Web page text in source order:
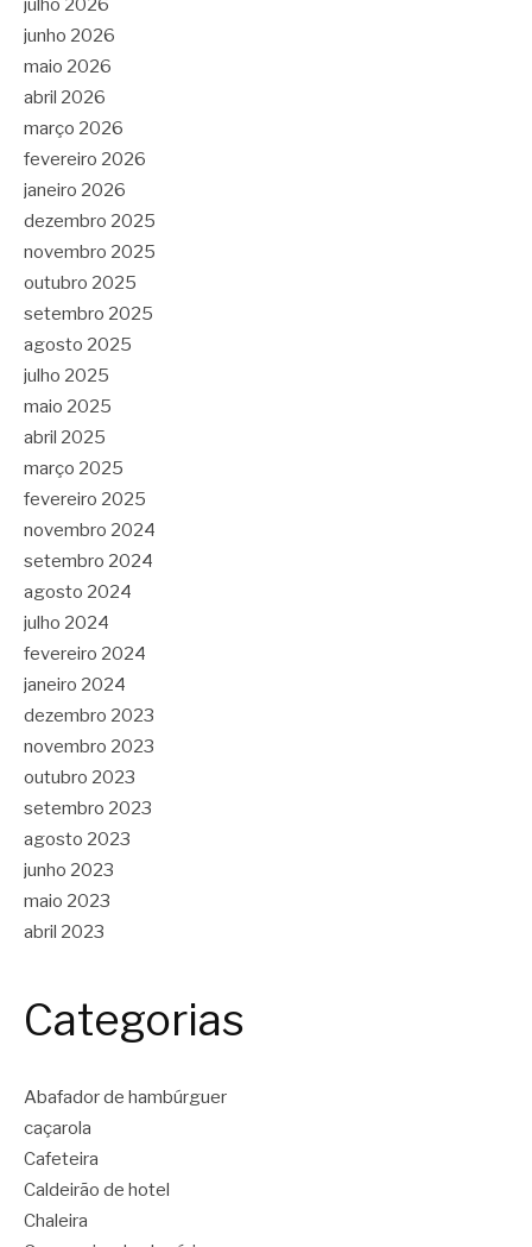
julho 2026
junho 2026
maio 2026
abril 2026
março 2026
fevereiro 2026
janeiro 2026
dezembro 2025
novembro 2025
outubro 2025
setembro 2025
agosto 2025
julho 2025
maio 2025
abril 2025
março 2025
fevereiro 2025
novembro 2024
setembro 2024
agosto 2024
julho 2024
fevereiro 2024
janeiro 2024
dezembro 2023
novembro 2023
outubro 2023
setembro 2023
agosto 2023
junho 2023
maio 2023
abril 2023
Categorias
Abafador de hambúrguer
caçarola
Cafeteira
Caldeirão de hotel
Chaleira